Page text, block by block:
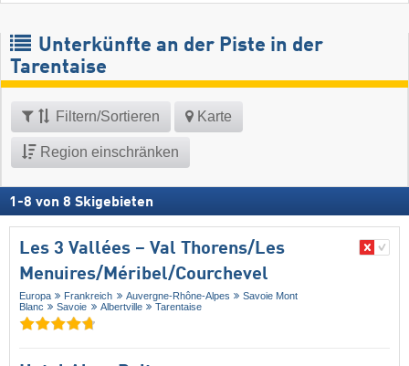
Unterkünfte an der Piste in der
Tarentaise
Filtern/Sortieren Karte
Region einschränken
1 -8 von 8 Skigebieten
Les 3 Vallées – Val Thorens/​Les
Menuires/​Méribel/​Courchevel
Europa Frankreich Auvergne-Rhône-Alpes
Savoie Mont
Blanc
Savoie Albertville Tarentaise